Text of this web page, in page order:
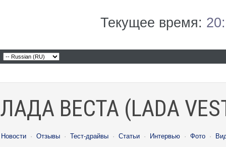
Текущее время:
ЛАДА ВЕСТА (LADA
Новости · Отзывы · Тест-драйвы · Статьи · Интервью · Фото ·